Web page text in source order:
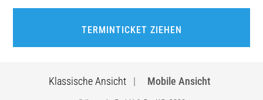
TERMINTICKET ZIEHEN
Klassische Ansicht| Mobile Ansicht